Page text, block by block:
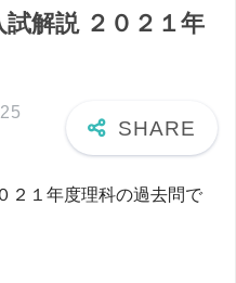
試解説 ２０２１年
２１年度理科の過去問で